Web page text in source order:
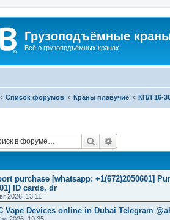
Грузоподъёмные
Всё о грузоподъёмных кранах
Список форумов Краны плавучие КПЛ 16-
Поиск
purchase [whatsapp: +1(672)2050601]
ID cards, dr
2026, 13:11
Vape Devices online in Dubai Telegram
2026, 19:35